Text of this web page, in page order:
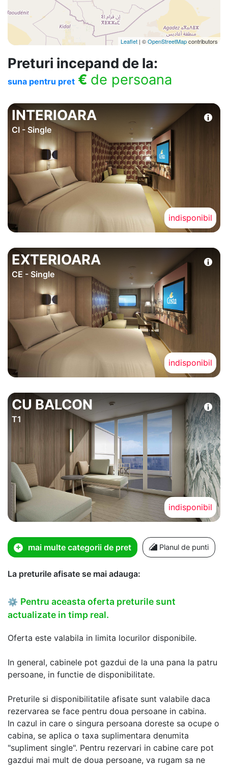
Leaflet | ©OpenStreetMapcontributors
Preturi incepand de la:
suna pentru pret € de persoana
INTERIOARA
CI - Single
indisponibil
EXTERIOARA
CE - Single
indisponibil
CU BALCON
T1
indisponibil
mai multe categorii de pret Planul de punti
La preturile afisate se mai adauga:
⚙ Pentru aceasta oferta preturile sunt
actualizate in timp real.
Oferta este valabila in limita locurilor disponibile.
In general, cabinele pot gazdui de la una pana la patru
persoane, in functie de disponibilitate.
Preturile si disponibilitatile afisate sunt valabile daca
rezervarea se face pentru doua persoane in cabina.
In cazul in care o singura persoana doreste sa ocupe o
cabina, se aplica o taxa suplimentara denumita
"supliment single". Pentru rezervari in cabine care pot
gazdui mai mult de doua persoane, va rugam sa ne